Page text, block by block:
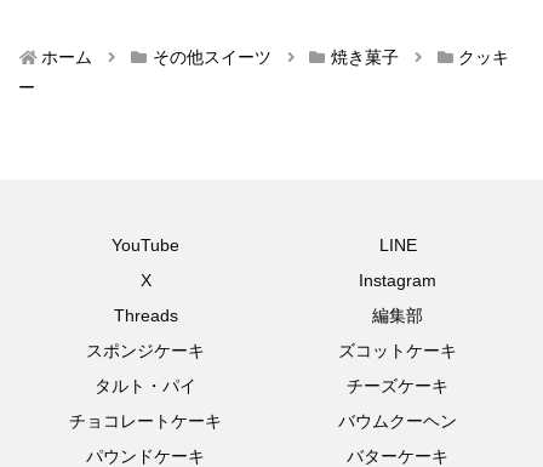
ホーム その他スイーツ 焼き菓子
クッキ
ー
YouTube
LINE
X
Instagram
Threads
編集部
スポンジケーキ
ズコットケーキ
タルト・パイ
チーズケーキ
チョコレートケーキ
バウムクーヘン
パウンドケーキ
バターケーキ